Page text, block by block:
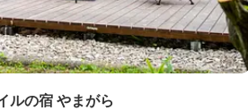
ルの宿 やまがら